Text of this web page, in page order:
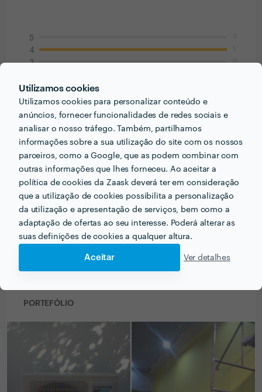
Utilizamos cookies
Utilizamos cookies para personalizar conteúdo e
anúncios, fornecer funcionalidades de redes sociais e
analisar o nosso tráfego. Também, partilhamos
informações sobre a sua utilização do site com os nossos
parceiros, como a Google, que as podem combinar com
outras informações que lhes forneceu. Ao aceitar a
política de cookies da Zaask deverá ter em consideração
que a utilização de cookies possibilita a personalização
da utilização e apresentação de serviços, bem como a
adaptação de ofertas ao seu interesse. Poderá alterar as
suas definições de cookies a qualquer altura.
Aceitar Ver detalhes
5
4
3 0
1
Nuno Sousa
Instalação de Estores Manuais
9 Out 2014
Rápido e eficaz e ainda fez outros serviços pendentes
pela casa (pendurar e ligar candeeiros, furar paredes e
montar suportes de toalhas, etc.) Alguns dos furos
foram feitos "a olho" e ficaram um pouco tortos. Algo a
corrigir no futuro de modo a que haja mais rigor nas
esquadrias.
PORTEFÓLIO